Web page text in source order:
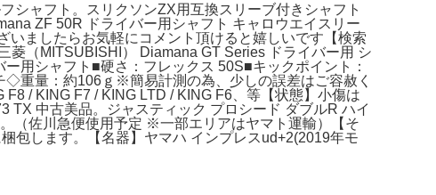
シャフト。スリクソンZX用互換スリーブ付きシャフト
ZF 50R ドライバー用シャフト キャロウエイスリー
ましたらお気軽にコメント頂けると嬉しいです【検索
（MITSUBISHI） Diamana GT Series ドライバー用 シ
用シャフト■硬さ：フレックス 50S■キックポイント：
重量：約106ｇ※簡易計測の為、少しの誤差はご容赦く
/ KING F7 / KING LTD / KING F6、等【状態】小傷は
TX 中古美品。ジャスティック プロシード ダブルR ハイ
（佐川急便使用予定 ※一部エリアはヤマト運輸）【そ
します。【名器】ヤマハ インプレスud+2(2019年モ